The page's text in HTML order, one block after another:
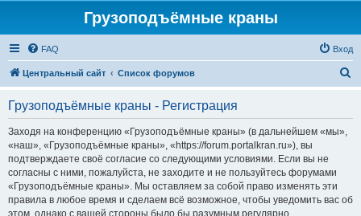
Грузоподъёмные краны
FAQ Вход
Центральный сайт Список форумов
Грузоподъёмные краны - Регистрация
Заходя на конференцию «Грузоподъёмные краны» (в дальнейшем «мы»,
«наш», «Грузоподъёмные краны», «https://forum.portalkran.ru»), вы
подтверждаете своё согласие со следующими условиями. Если вы не
согласны с ними, пожалуйста, не заходите и не пользуйтесь форумами
«Грузоподъёмные краны». Мы оставляем за собой право изменять эти
правила в любое время и сделаем всё возможное, чтобы уведомить вас об
этом, однако с вашей стороны было бы разумным регулярно